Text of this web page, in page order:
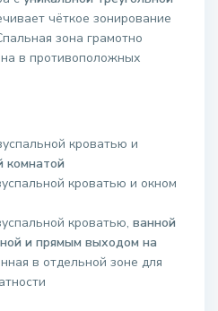
чёткое зонирование
зона грамотно
в противоположных
кроватью и
комнатой
кроватью и окном
кроватью,ванной
и прямым выходом на
в отдельной зоне для